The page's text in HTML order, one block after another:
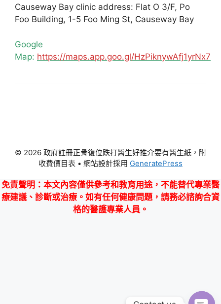
Causeway Bay clinic address: Flat O 3/F, Po
Foo Building, 1-5 Foo Ming St, Causeway Bay
Google
Map: https://maps.app.goo.gl/HzPiknywAfj1yrNx7
© 2026 政府註冊正骨復位跌打醫生好推介要有醫生紙，附
收費價目表 • 網站設計採用 GeneratePress
免責聲明 ：本文內容僅供參考和教育用途，不能替代專業醫
療建議、診斷或治療。如有任何健康問題，請務必諮詢合資
格的醫護專業人員。